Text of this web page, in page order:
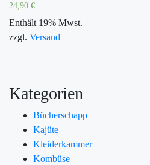
24,90 €
Enthält 19% Mwst.
zzgl. Versand
Kategorien
Bücherschapp
Kajüte
Kleiderkammer
Kombüse